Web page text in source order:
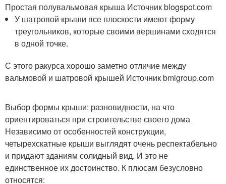
Простая полувальмовая крыша Источник blogspot.com
У шатровой крыши все плоскости имеют форму
треугольников, которые своими вершинами сходятся
в одной точке.
С этого ракурса хорошо заметно отличие между
вальмовой и шатровой крышей Источник bmigroup.com
Выбор формы крыши: разновидности, на что
ориентироваться при строительстве своего дома
Независимо от особенностей конструкции,
четырехскатные крыши выглядят очень респектабельно
и придают зданиям солидный вид. И это не
единственное их достоинство. К плюсам безусловно
относятся: